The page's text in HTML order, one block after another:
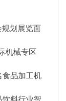
划展览面
机械专区
食品加工机
料行业智